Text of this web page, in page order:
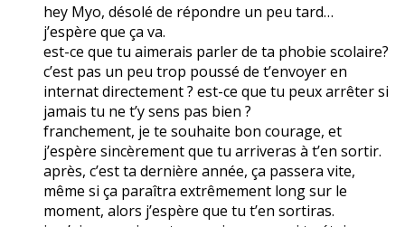
hey Myo, désolé de répondre un peu tard…
j’espère que ça va.
est-ce que tu aimerais parler de ta phobie scolaire?
c’est pas un peu trop poussé de t’envoyer en
internat directement ? est-ce que tu peux arrêter si
jamais tu ne t’y sens pas bien ?
franchement, je te souhaite bon courage, et
j’espère sincèrement que tu arriveras à t’en sortir.
après, c’est ta dernière année, ça passera vite,
même si ça paraîtra extrêmement long sur le
moment, alors j’espère que tu t’en sortiras.